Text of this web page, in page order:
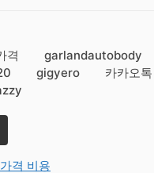
격
garlandautobody
gigyero
카카오톡
격 비용